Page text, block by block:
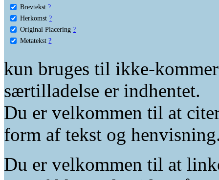
Brevtekst ?
Herkomst ?
Original Placering ?
Metatekst ?
kun bruges til ikke-
særtilladelse er indhentet.
Du er velkommen til at
form af tekst og
Du er velkommen til at